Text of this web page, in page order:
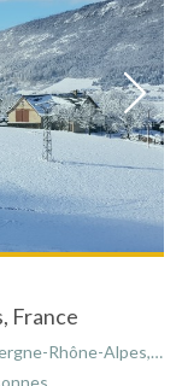
France
Rhône-Alpes, France